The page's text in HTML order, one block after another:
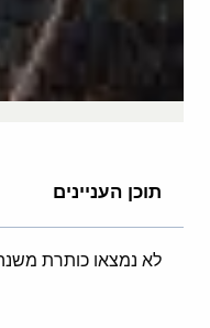
תוכן העניינים
לא נמצאו כותרת